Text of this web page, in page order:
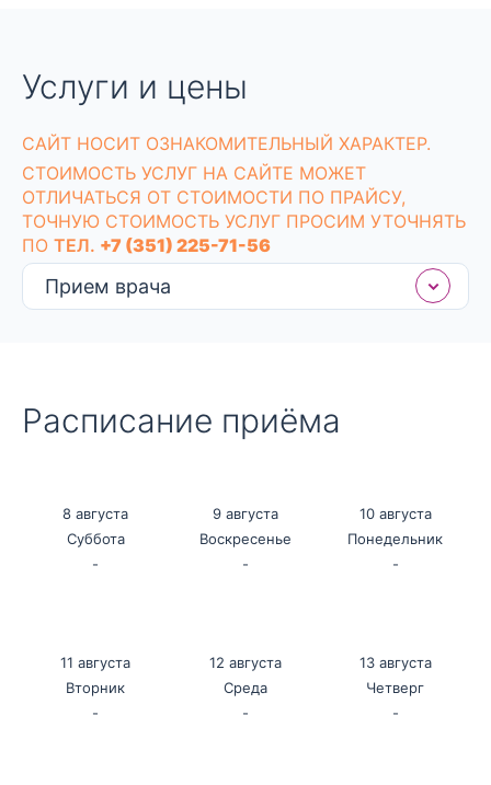
Услуги и цены
CАЙТ НОСИТ ОЗНАКОМИТЕЛЬНЫЙ ХАРАКТЕР.
СТОИМОСТЬ УСЛУГ НА САЙТЕ МОЖЕТ
ОТЛИЧАТЬСЯ ОТ СТОИМОСТИ ПО ПРАЙСУ,
ТОЧНУЮ СТОИМОСТЬ УСЛУГ ПРОСИМ УТОЧНЯТЬ
ПО ТЕЛ. +7 (351) 225-71-56
Прием врача
Расписание приёма
8 августа
Суббота
-
9 августа
Воскресенье
-
10 августа
Понедельник
-
11 августа
Вторник
-
12 августа
Среда
-
13 августа
Четверг
-